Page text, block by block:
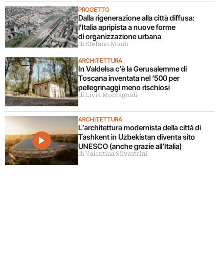
PROGETTO
Dalla rigenerazione alla città diffusa:
l’Italia apripista a nuove forme
di organizzazione urbana
di Stefano Monti
ARCHITETTURA
In Valdelsa c’è la Gerusalemme di
Toscana inventata nel ‘500 per
pellegrinaggi meno rischiosi
di Livia Montagnoli
ARCHITETTURA
L’architettura modernista della città di
Tashkent in Uzbekistan diventa sito
UNESCO (anche grazie all’Italia)
di Valentina Silvestrini